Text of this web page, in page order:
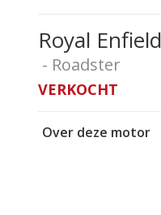
Royal
- Roadster
VERKOCHT
Over deze motor